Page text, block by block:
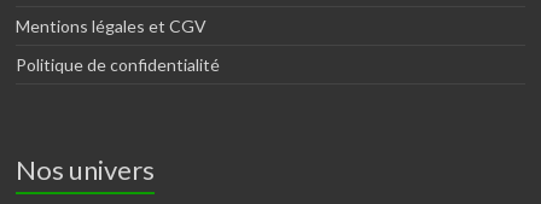
Mentions légales et CGV
Politique de confidentialité
Nos univers